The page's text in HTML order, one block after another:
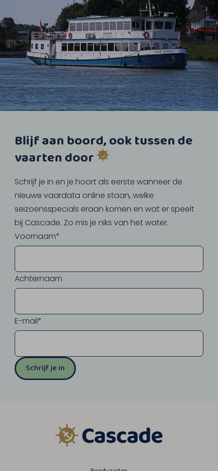
Blijf aan boord, ook tussen de
vaarten door
Schrijf je in en je hoort als eerste wanneer de
nieuwe vaardata online staan, welke
seizoensspecials eraan komen en wat er speelt
bij Cascade. Zo mis je niks van het water.
Voornaam*
Achternaam
E-mail*
Schrijf je in